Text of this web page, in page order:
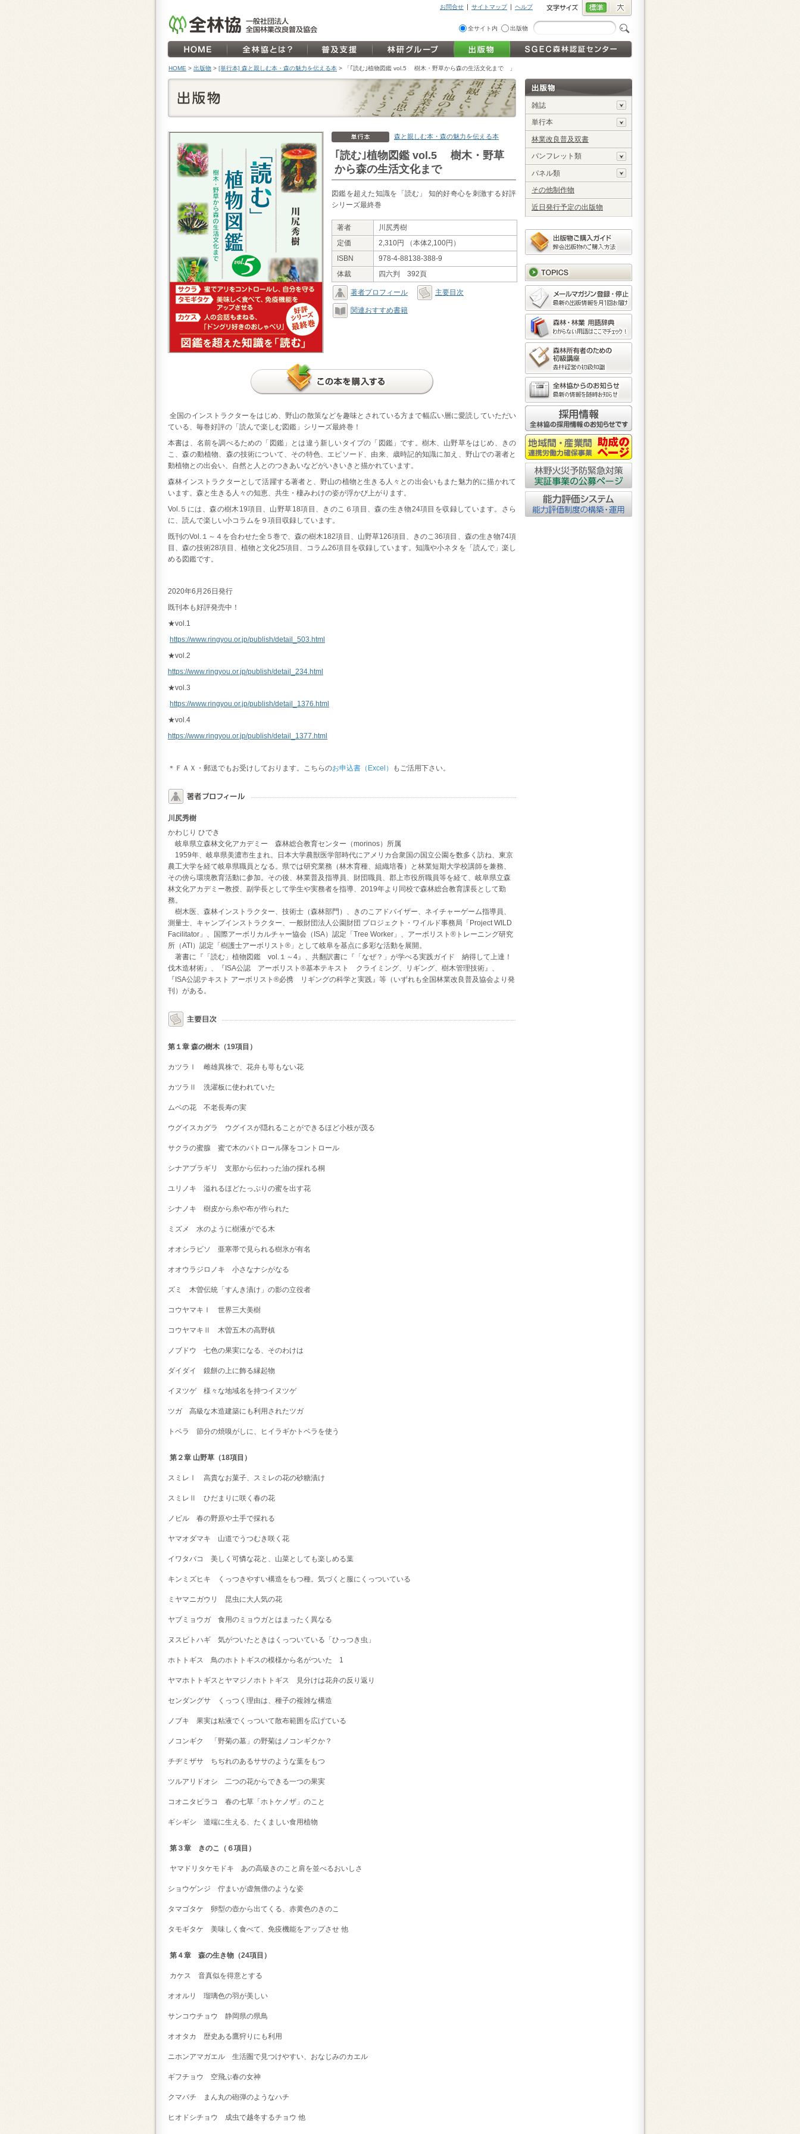
お問合せ サイトマップ ヘルプ
全サイト内 出版物
HOME > 出版物 > [単行本] 森と親しむ本・森の魅力を伝える本 > 「｢読む｣植物図鑑 vol.5 樹木・野草から森の生活文化まで 」
森と親しむ本・森の魅力を伝える本
｢読む｣植物図鑑 vol.5 樹木・野草
から森の生活文化まで
図鑑を超えた知識を「読む」 知的好奇心を刺激する好評
シリーズ最終巻
著者
川尻秀樹
定価
2,310円 （本体2,100円）
ISBN
978-4-88138-388-9
体裁
四六判 392頁
著者プロフィール 主要目次
関連おすすめ書籍
全国のインストラクターをはじめ、野山の散策などを趣味とされている方まで幅広い層に愛読していただい
ている、毎巻好評の「読んで楽しむ図鑑」シリーズ最終巻！
本書は、名前を調べるための「図鑑」とは違う新しいタイプの「図鑑」です。樹木、山野草をはじめ、きの
こ、森の動植物、森の技術について、その特色、エピソード、由来、歳時記的知識に加え、野山での著者と
動植物との出会い、自然と人とのつきあいなどがいきいきと描かれています。
森林インストラクターとして活躍する著者と、野山の植物と生きる人々との出会いもまた魅力的に描かれて
います。森と生きる人々の知恵、共生・棲みわけの姿が浮かび上がります。
Vol.５には、森の樹木19項目、山野草18項目、きのこ６項目、森の生き物24項目を収録しています。さら
に、読んで楽しい小コラムを９項目収録しています。
既刊のVol.１～４を合わせた全５巻で、森の樹木182項目、山野草126項目、きのこ36項目、森の生き物74項
目、森の技術28項目、植物と文化25項目、コラム26項目を収録しています。知識や小ネタを「読んで」楽し
める図鑑です。
2020年6月26日発行
既刊本も好評発売中！
★vol.1
https://www.ringyou.or.jp/publish/detail_503.html
★vol.2
https://www.ringyou.or.jp/publish/detail_234.html
★vol.3
https://www.ringyou.or.jp/publish/detail_1376.html
★vol.4
https://www.ringyou.or.jp/publish/detail_1377.html
＊ＦＡＸ・郵送でもお受けしております。こちらのお申込書（Excel） もご活用下さい。
川尻秀樹
かわじり ひでき
岐阜県立森林文化アカデミー 森林総合教育センター（morinos）所属
1959年、岐阜県美濃市生まれ。日本大学農獣医学部時代にアメリカ合衆国の国立公園を数多く訪ね、東京
農工大学を経て岐阜県職員となる。県では研究業務（林木育種、組織培養）と林業短期大学校講師を兼務、
その傍ら環境教育活動に参加。その後、林業普及指導員、財団職員、郡上市役所職員等を経て、岐阜県立森
林文化アカデミー教授、副学長として学生や実務者を指導、2019年より同校で森林総合教育課長として勤
務。
樹木医、森林インストラクター、技術士（森林部門）、きのこアドバイザー、ネイチャーゲーム指導員、
測量士、キャンプインストラクター、一般財団法人公園財団 プロジェクト・ワイルド事務局「Project WILD
Facilitator」、国際アーボリカルチャー協会（ISA）認定「Tree Worker」、アーボリスト®トレーニング研究
所（ATI）認定「樹護士アーボリスト®」として岐阜を基点に多彩な活動を展開。
著書に『「読む」植物図鑑 vol.１～4』、共翻訳書に『「なぜ？」が学べる実践ガイド 納得して上達！
伐木造材術』、『ISA公認 アーボリスト®基本テキスト クライミング、リギング、樹木管理技術』、
『ISA公認テキスト アーボリスト®必携 リギングの科学と実践』等（いずれも全国林業改良普及協会より発
刊）がある。
第１章 森の樹木（19項目）
カツラⅠ 雌雄異株で、花弁も萼もない花
カツラⅡ 洗濯板に使われていた
ムベの花 不老長寿の実
ウグイスカグラ ウグイスが隠れることができるほど小枝が茂る
サクラの蜜腺 蜜で木のパトロール隊をコントロール
シナアブラギリ 支那から伝わった油の採れる桐
ユリノキ 溢れるほどたっぷりの蜜を出す花
シナノキ 樹皮から糸や布が作られた
ミズメ 水のように樹液がでる木
オオシラビソ 亜寒帯で見られる樹氷が有名
オオウラジロノキ 小さなナシがなる
ズミ 木曽伝統「すんき漬け」の影の立役者
コウヤマキⅠ 世界三大美樹
コウヤマキⅡ 木曽五木の高野槙
ノブドウ 七色の果実になる、そのわけは
ダイダイ 鏡餅の上に飾る縁起物
イヌツゲ 様々な地域名を持つイヌツゲ
ツガ 高級な木造建築にも利用されたツガ
トベラ 節分の焼嗅がしに、ヒイラギかトベラを使う
第２章 山野草（18項目）
スミレⅠ 高貴なお菓子、スミレの花の砂糖漬け
スミレⅡ ひだまりに咲く春の花
ノビル 春の野原や土手で採れる
ヤマオダマキ 山道でうつむき咲く花
イワタバコ 美しく可憐な花と、山菜としても楽しめる葉
キンミズヒキ くっつきやすい構造をもつ種。気づくと服にくっついている
ミヤマニガウリ 昆虫に大人気の花
ヤブミョウガ 食用のミョウガとはまったく異なる
ヌスビトハギ 気がついたときはくっついている「ひっつき虫」
ホトトギス 鳥のホトトギスの模様から名がついた 1
ヤマホトトギスとヤマジノホトトギス 見分けは花弁の反り返り
センダングサ くっつく理由は、種子の複雑な構造
ノブキ 果実は粘液でくっついて散布範囲を広げている
ノコンギク 「野菊の墓」の野菊はノコンギクか？
チヂミザサ ちぢれのあるササのような葉をもつ
ツルアリドオシ 二つの花からできる一つの果実
コオニタビラコ 春の七草「ホトケノザ」のこと
ギシギシ 道端に生える、たくましい食用植物
第３章 きのこ（６項目）
ヤマドリタケモドキ あの高級きのこと肩を並べるおいしさ
ショウゲンジ 佇まいが虚無僧のような姿
タマゴタケ 卵型の壺から出てくる、赤黄色のきのこ
タモギタケ 美味しく食べて、免疫機能をアップさせ 他
第４章 森の生き物（24項目）
カケス 音真似を得意とする
オオルリ 瑠璃色の羽が美しい
サンコウチョウ 静岡県の県鳥
オオタカ 歴史ある鷹狩りにも利用
ニホンアマガエル 生活圏で見つけやすい、おなじみのカエル
ギフチョウ 空飛ぶ春の女神
クマバチ まん丸の砲弾のようなハチ
ヒオドシチョウ 成虫で越冬するチョウ 他
雑誌
単行本
林業改良普及双書
パンフレット類
パネル類
その他制作物
近日発行予定の出版物